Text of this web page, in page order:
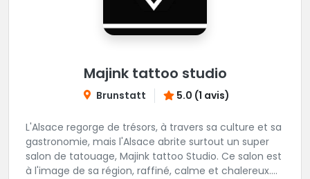
Majink tattoo studio
Brunstatt 5.0 (1 avis)
L'Alsace regorge de trésors, à travers sa culture et sa
gastronomie, mais l'Alsace abrite surtout un super
salon de tatouage, Majink tattoo Studio. Ce salon est
à l'image de sa région, raffiné, calme et chalereux.